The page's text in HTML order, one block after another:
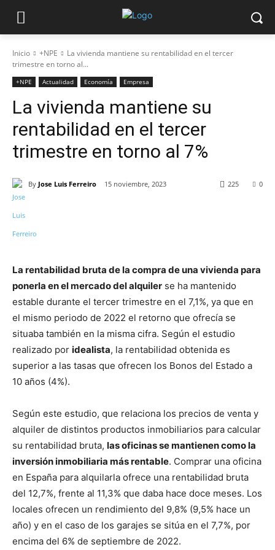
Inicio +NPE
La vivienda mantiene su rentabilidad en el tercer
trimestre en torno al...
+NPE Actualidad Economía Empresa
La vivienda mantiene su
rentabilidad en el tercer
trimestre en torno al 7%
By Jose Luis Ferreiro 15 noviembre, 2023 0
225
La rentabilidad bruta de la compra de una vivienda para
ponerla en el mercado del alquiler se ha mantenido
estable durante el tercer trimestre en el 7,1%, ya que en
el mismo periodo de 2022 el retorno que ofrecía se
situaba también en la misma cifra. Según el estudio
realizado por idealista, la rentabilidad obtenida es
superior a las tasas que ofrecen los Bonos del Estado a
10 años (4%).
Según este estudio, que relaciona los precios de venta y
alquiler de distintos productos inmobiliarios para calcular
su rentabilidad bruta, las oficinas se mantienen como la
inversión inmobiliaria más rentable. Comprar una oficina
en España para alquilarla ofrece una rentabilidad bruta
del 12,7%, frente al 11,3% que daba hace doce meses. Los
locales ofrecen un rendimiento del 9,8% (9,5% hace un
año) y en el caso de los garajes se sitúa en el 7,7%, por
encima del 6% de septiembre de 2022.